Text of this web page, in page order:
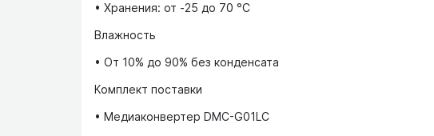
• Хранения: от -25 до 70 °C
Влажность
• От 10% до 90% без конденсата
Комплект поставки
• Медиаконвертер DMC-G01LC